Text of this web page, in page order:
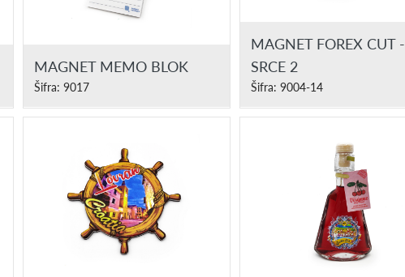
MAGNET MEMO BLOK
Šifra: 9017
MAGNET FOREX CUT -
SRCE 2
Šifra: 9004-14